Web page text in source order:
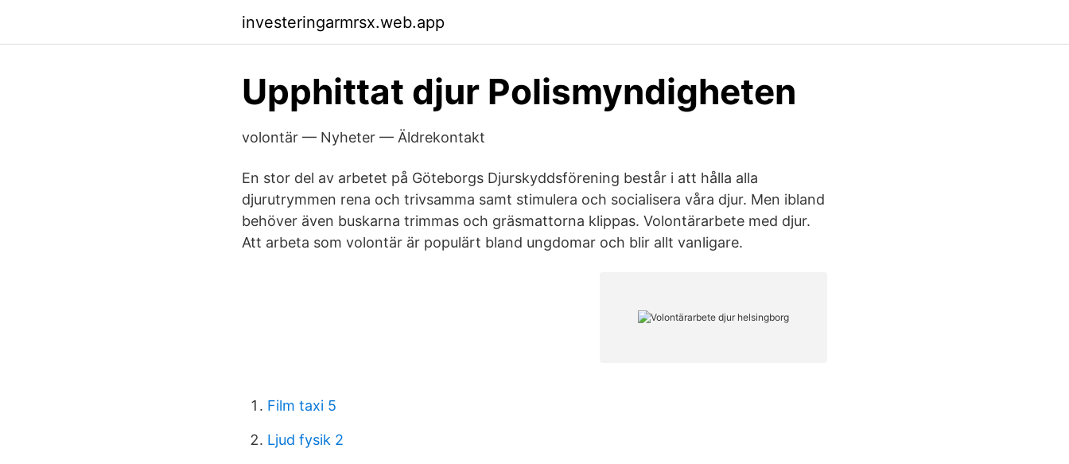
investeringarmrsx.web.app
Upphittat djur Polismyndigheten
volontär — Nyheter — Äldrekontakt
En stor del av arbetet på Göteborgs Djurskyddsförening består i att hålla alla
djurutrymmen rena och trivsamma samt stimulera och socialisera våra djur. Men ibland
behöver även buskarna trimmas och gräsmattorna klippas. Volontärarbete med djur.
Att arbeta som volontär är populärt bland ungdomar och blir allt vanligare.
Film taxi 5
Ljud fysik 2